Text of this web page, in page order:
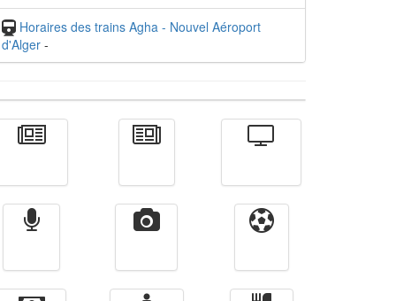
Horaires des trains Agha - Nouvel Aéroport
d'Alger -